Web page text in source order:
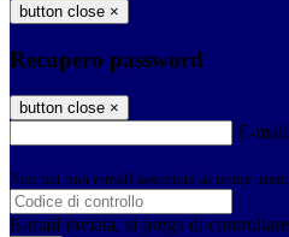
button close ×
Recupero password
button close ×
E-mail
Non hai una e-mail associata al nome
E-mail inviata, si prega di